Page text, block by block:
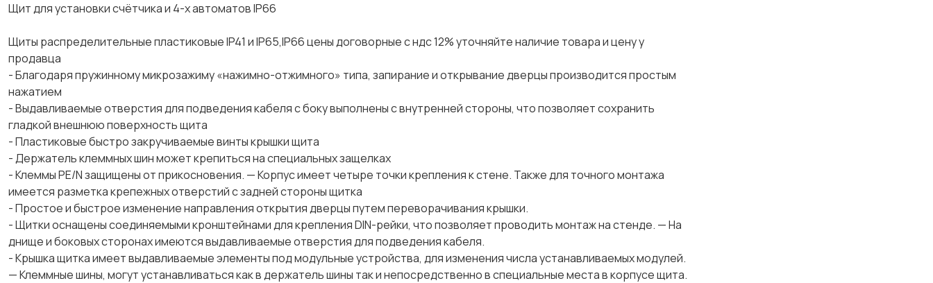
Щит для установки счётчика и 4-х автоматов IP66
Щиты распределительные пластиковые IP41 и IP65,IP66 цены договорные с ндс 12% уточняйте наличие товара и цену у
продавца
- Благодаря пружинному микрозажиму «нажимно-отжимного» типа, запирание и открывание дверцы производится простым
нажатием
- Выдавливаемые отверстия для подведения кабеля с боку выполнены с внутренней стороны, что позволяет сохранить
гладкой внешнюю поверхность щита
- Пластиковые быстро закручиваемые винты крышки щита
- Держатель клеммных шин может крепиться на специальных защелках
- Клеммы PE/N защищены от прикосновения. — Корпус имеет четыре точки крепления к стене. Также для точного монтажа
имеется разметка крепежных отверстий с задней стороны щитка
- Простое и быстрое изменение направления открытия дверцы путем переворачивания крышки.
- Щитки оснащены соединяемыми кронштейнами для крепления DIN-рейки, что позволяет проводить монтаж на стенде. — На
днище и боковых сторонах имеются выдавливаемые отверстия для подведения кабеля.
- Крышка щитка имеет выдавливаемые элементы под модульные устройства, для изменения числа устанавливаемых модулей.
— Клеммные шины, могут устанавливаться как в держатель шины так и непосредственно в специальные места в корпусе щита.